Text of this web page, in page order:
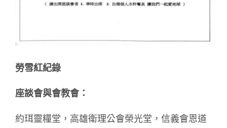
勞雪紅紀錄
座談會與會教會：
約珥靈糧堂，高雄衛理公會榮光堂，信義會恩道